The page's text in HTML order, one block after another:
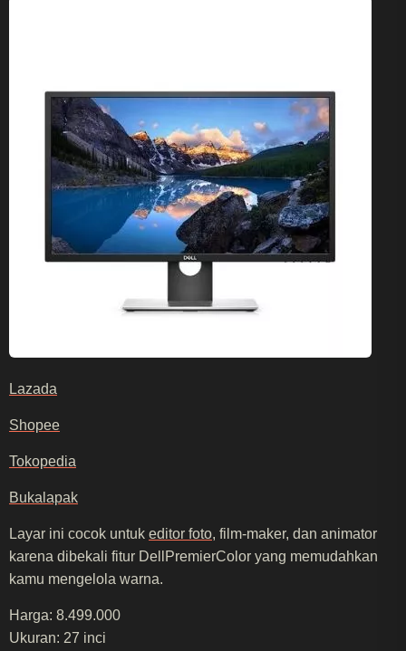
Lazada
Shopee
Tokopedia
Bukalapak
Layar ini cocok untuk editor foto, film-maker, dan animator
karena dibekali fitur DellPremierColor yang memudahkan
kamu mengelola warna.
Harga: 8.499.000
Ukuran: 27 inci